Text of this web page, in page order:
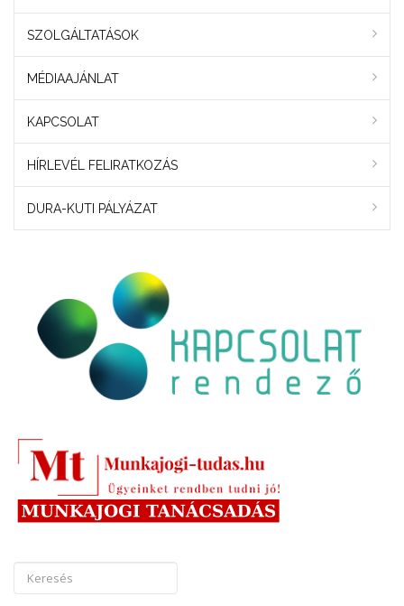
SZOLGÁLTATÁSOK
MÉDIAAJÁNLAT
KAPCSOLAT
HÍRLEVÉL FELIRATKOZÁS
DURA-KUTI PÁLYÁZAT